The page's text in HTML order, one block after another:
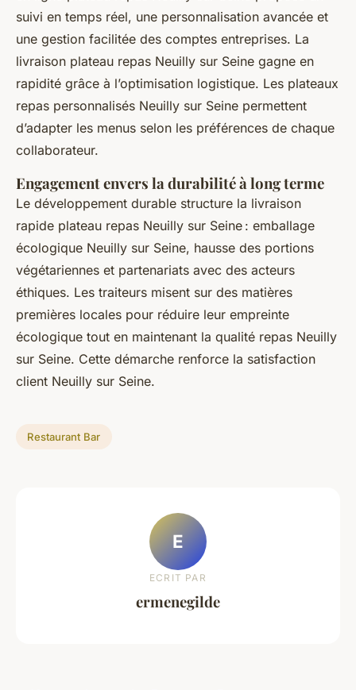
suivi en temps réel, une personnalisation avancée et
une gestion facilitée des comptes entreprises. La
livraison plateau repas Neuilly sur Seine gagne en
rapidité grâce à l’optimisation logistique. Les plateaux
repas personnalisés Neuilly sur Seine permettent
d’adapter les menus selon les préférences de chaque
collaborateur.
Engagement envers la durabilité à long terme
Le développement durable structure la livraison
rapide plateau repas Neuilly sur Seine : emballage
écologique Neuilly sur Seine, hausse des portions
végétariennes et partenariats avec des acteurs
éthiques. Les traiteurs misent sur des matières
premières locales pour réduire leur empreinte
écologique tout en maintenant la qualité repas Neuilly
sur Seine. Cette démarche renforce la satisfaction
client Neuilly sur Seine.
Restaurant Bar
E
ECRIT PAR
ermenegilde